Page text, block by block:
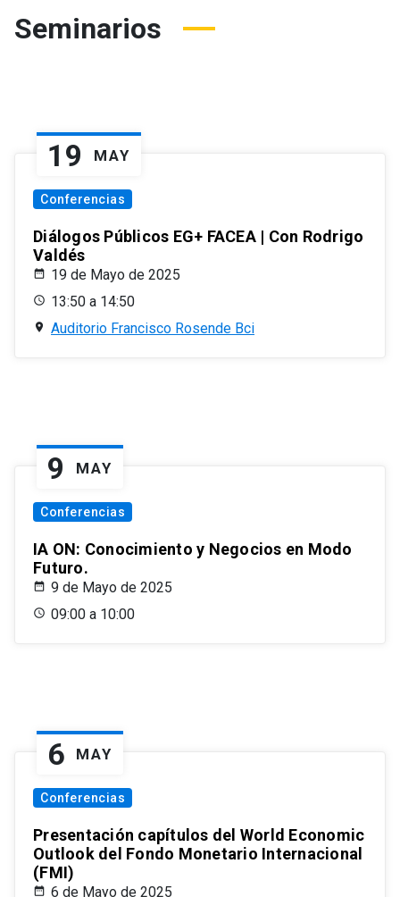
Seminarios
19 MAY
Conferencias
Diálogos Públicos EG+ FACEA | Con Rodrigo
Valdés
19 de Mayo de 2025
13:50 a 14:50
Auditorio Francisco Rosende Bci
9 MAY
Conferencias
IA ON: Conocimiento y Negocios en Modo
Futuro.
9 de Mayo de 2025
09:00 a 10:00
6 MAY
Conferencias
Presentación capítulos del World Economic
Outlook del Fondo Monetario Internacional
(FMI)
6 de Mayo de 2025